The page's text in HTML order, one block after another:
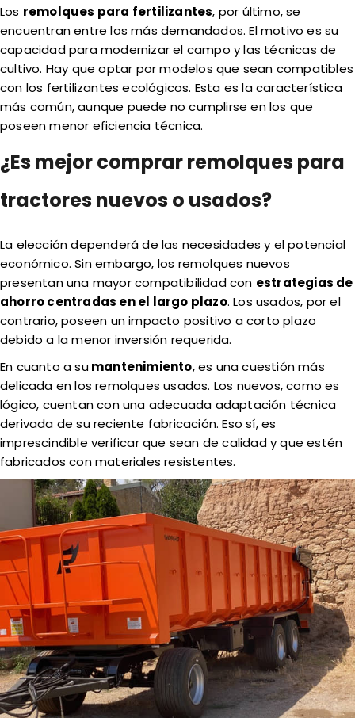
Los remolques para fertilizantes, por último, se
encuentran entre los más demandados. El motivo es su
capacidad para modernizar el campo y las técnicas de
cultivo. Hay que optar por modelos que sean compatibles
con los fertilizantes ecológicos. Esta es la característica
más común, aunque puede no cumplirse en los que
poseen menor eficiencia técnica.
¿Es mejor comprar remolques para
tractores nuevos o usados?
La elección dependerá de las necesidades y el potencial
económico. Sin embargo, los remolques nuevos
presentan una mayor compatibilidad con estrategias de
ahorro centradas en el largo plazo. Los usados, por el
contrario, poseen un impacto positivo a corto plazo
debido a la menor inversión requerida.
En cuanto a sumantenimiento, es una cuestión más
delicada en los remolques usados. Los nuevos, como es
lógico, cuentan con una adecuada adaptación técnica
derivada de su reciente fabricación. Eso sí, es
imprescindible verificar que sean de calidad y que estén
fabricados con materiales resistentes.